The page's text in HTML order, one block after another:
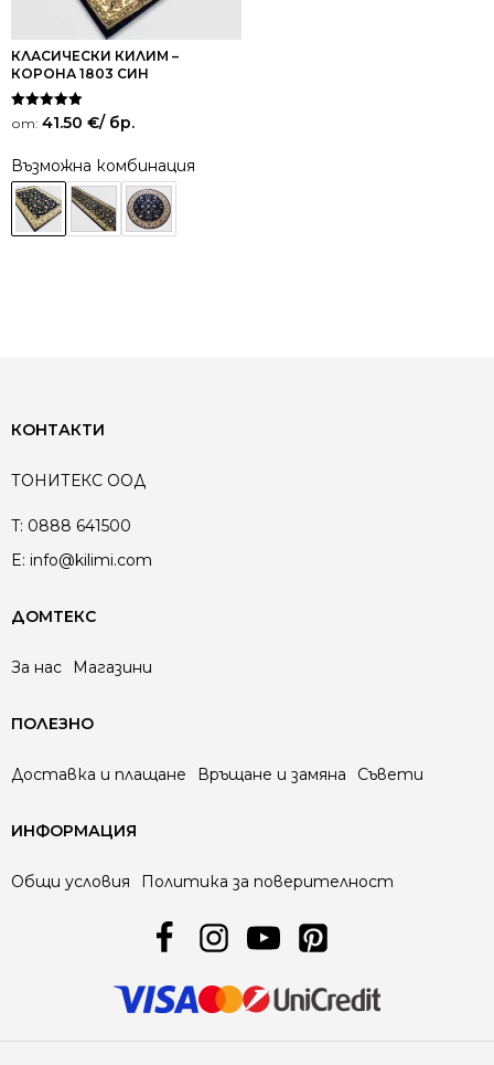
КЛАСИЧЕСКИ КИЛИМ –
КОРОНА 1803 СИН
Оценено на
5.00
от: 41.50 €/ бр.
Възможна комбинация
КОНТАКТИ
ТОНИТЕКС ООД
T: 0888 641500
E: info@kilimi.com
ДОМТЕКС
За нас Магазини
ПОЛЕЗНО
Доставка и плащане Връщане и замяна Съвети
ИНФОРМАЦИЯ
Общи условия Политика за поверителност